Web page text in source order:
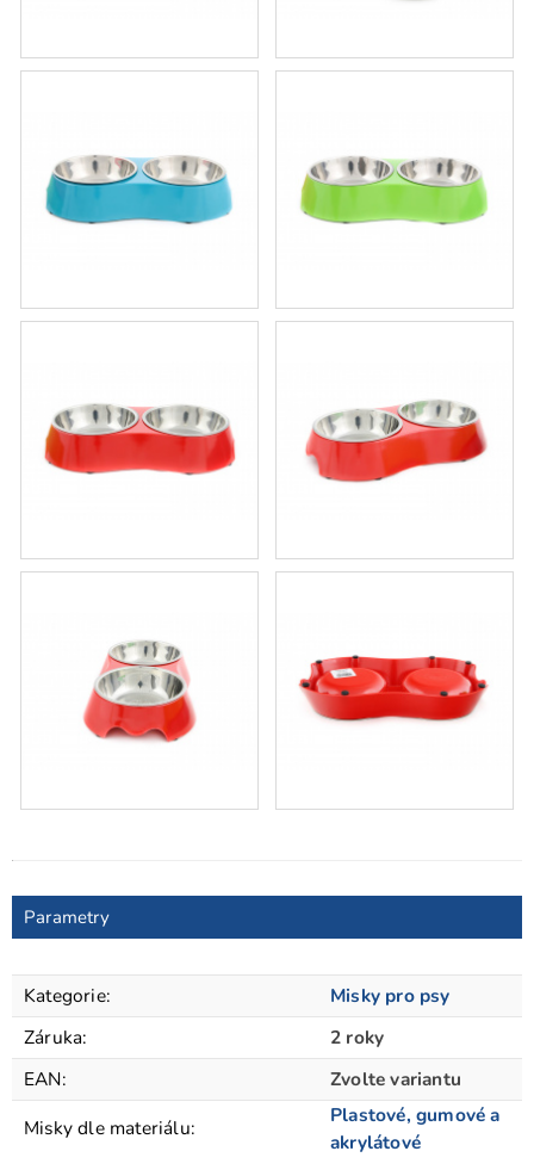
Parametry
Kategorie:
Misky pro psy
Záruka:
2 roky
EAN:
Zvolte variantu
Misky dle materiálu:
Plastové, gumové a
akrylátové